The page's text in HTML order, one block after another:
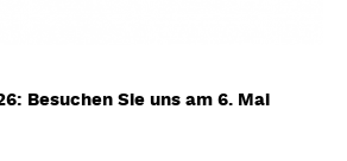
Besuchen Sie uns am 6. Mai